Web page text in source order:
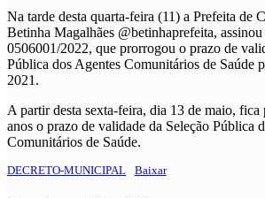
Na tarde desta quarta-feira (11) a Prefeita de
Betinha Magalhães @betinhaprefeita,
0506001/2022, que prorrogou o prazo de
Pública dos Agentes Comunitários de Saúde
2021.
A partir desta sexta-feira, dia 13 de maio,
anos o prazo de validade da Seleção Pública
Comunitários de Saúde.
DECRETO-MUNICIPAL Baixar